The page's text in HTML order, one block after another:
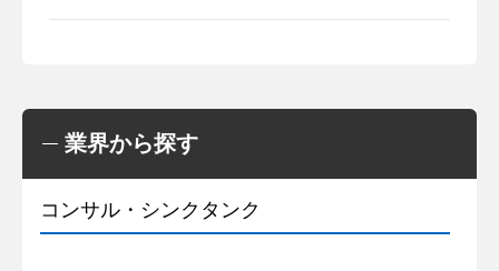
業界から探す
コンサル・シンクタンク